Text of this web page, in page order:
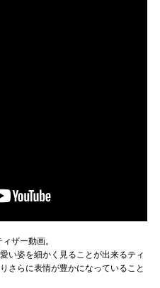
ザー動画。
い姿を細かく見ることが出来るティ
さらに表情が豊かになっていること